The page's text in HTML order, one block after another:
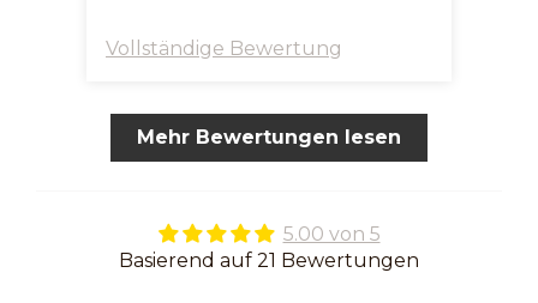
Vollständige Bewertung
Mehr Bewertungen lesen
5.00 von 5
Basierend auf 21 Bewertungen